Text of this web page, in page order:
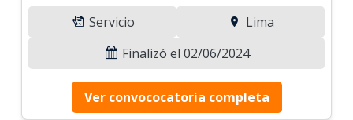
Servicio
Lima
Finalizó el 02/06/2024
Ver convococatoria completa